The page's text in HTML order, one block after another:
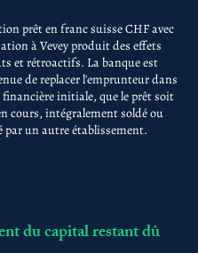
prêt en franc suisse CHF avec
à Vevey produit des effets
et rétroactifs. La banque est
de replacer l'emprunteur dans
initiale, que le prêt soit
cours, intégralement soldé ou
par un autre établissement.
du capital restant dû